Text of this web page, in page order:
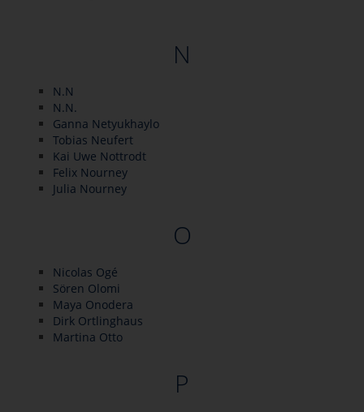
N
N.N
N.N.
Ganna Netyukhaylo
Tobias Neufert
Kai Uwe Nottrodt
Felix Nourney
Julia Nourney
O
Nicolas Ogé
Sören Olomi
Maya Onodera
Dirk Ortlinghaus
Martina Otto
P